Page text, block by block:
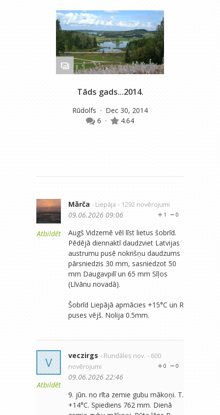
Tāds gads...2014.
Rūdolfs · Dec 30, 2014
6 · 4.64
Atbildēt
Mārča - Liepāja - 1292 novērojumi
0
1
09.06.2026 09:06
Augš Vidzemē vēl līst lietus šobrīd.
Pēdējā diennaktī daudzviet Latvijas
austrumu pusē nokrišņu daudzums
pārsniedzis 30 mm, sasniedzot 50
mm Daugavpilī un 65 mm Sīļos
(Līvānu novadā).
Šobrīd Liepājā apmācies +15°C un R
puses vējš. Nolija 0.5mm.
V
Atbildēt
veczirgs - Rundāles nov. - 600
novērojumi
0
0
09.06.2026 22:46
9. jūn. no rīta zemie gubu mākoņi. T.
+14°C. Spiediens 762 mm. Dienā